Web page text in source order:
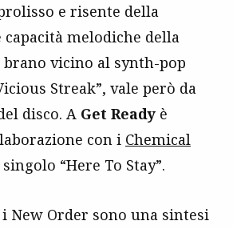
e risente della
capacità melodiche della
brano vicino al synth-pop
Streak”, vale però da
disco. A Get Ready è
con i Chemical
“Here To Stay”.
New Order sono una sintesi